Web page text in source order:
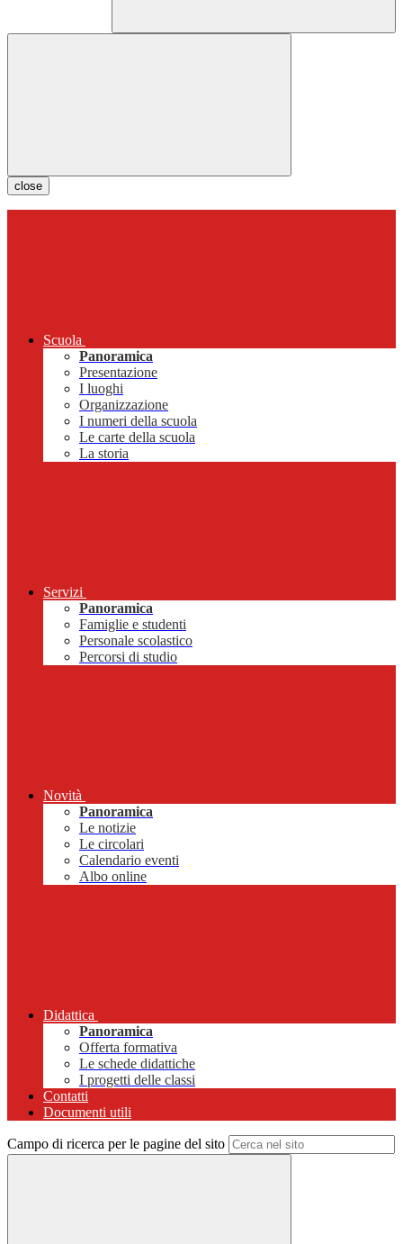
close
Scuola
Panoramica
Presentazione
I luoghi
Organizzazione
I numeri della scuola
Le carte della scuola
La storia
Servizi
Panoramica
Famiglie e studenti
Personale scolastico
Percorsi di studio
Novità
Panoramica
Le notizie
Le circolari
Calendario eventi
Albo online
Didattica
Panoramica
Offerta formativa
Le schede didattiche
I progetti delle classi
Contatti
Documenti utili
Campo di ricerca per le pagine del sito